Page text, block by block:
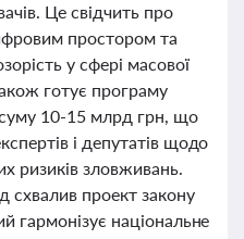
Це свідчить про
простором та
у сфері масової
готує програму
10-15 млрд грн, що
і депутатів щодо
ризиків зловживань.
схвалив проект закону
гармонізує національне